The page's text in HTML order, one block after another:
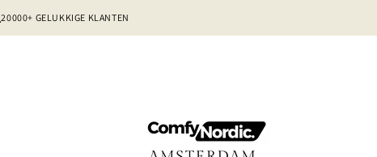
20000+ GELUKKIGE KLANTEN